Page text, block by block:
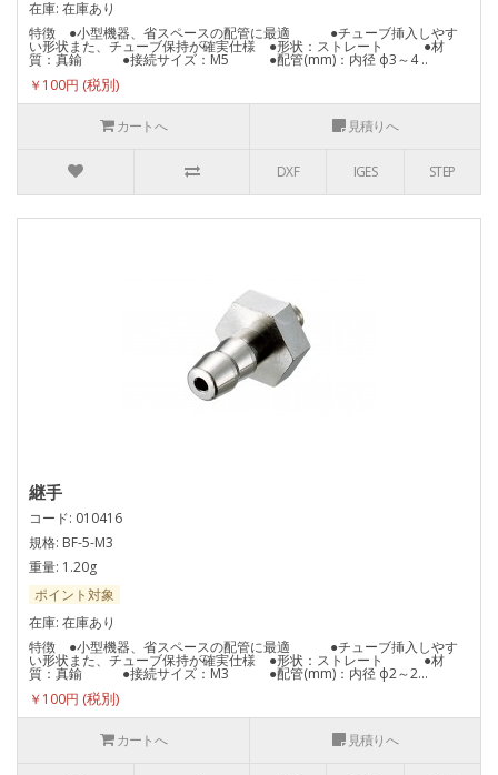
在庫: 在庫あり
特徴 ●小型機器、省スペースの配管に最適 ●チューブ挿入しやす
い形状また、チューブ保持が確実仕様 ●形状：ストレート ●材
質：真鍮 ●接続サイズ：M5 ●配管(mm)：内径 ф3～4 ..
￥100円
カートへ 見積りへ
DXF IGES STEP
継手
コード: 010416
規格: BF-5-M3
重量: 1.20g
ポイント対象
在庫: 在庫あり
特徴 ●小型機器、省スペースの配管に最適 ●チューブ挿入しやす
い形状また、チューブ保持が確実仕様 ●形状：ストレート ●材
質：真鍮 ●接続サイズ：M3 ●配管(mm)：内径 ф2～2...
￥100円
カートへ 見積りへ